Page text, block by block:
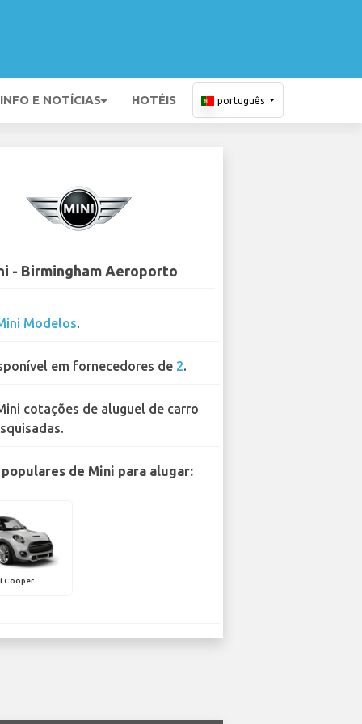
INFO E NOTÍCIAS HOTÉIS português
- Birmingham Aeroporto
Modelos.
em fornecedores de 2.
cotações de aluguel de carro
de Mini para alugar:
Cooper